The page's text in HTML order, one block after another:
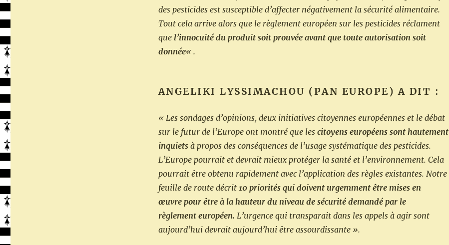
des pesticides est susceptible d’affecter négativement la sécurité alimentaire.
Tout cela arrive alors que le règlement européen sur les pesticides réclament
que l’innocuité du produit soit prouvée avant que toute autorisation soit
donnée« .
ANGELIKI LYSSIMACHOU (PAN EUROPE) A DIT :
« Les sondages d’opinions, deux initiatives citoyennes européennes et le débat
sur le futur de l’Europe ont montré que les citoyens européens sont hautement
inquietsà propos des conséquences de l’usage systématique des pesticides.
L’Europe pourrait et devrait mieux protéger la santé et l’environnement. Cela
pourrait être obtenu rapidement avec l’application des règles existantes. Notre
feuille de route décrit 10 priorités qui doivent urgemment être mises en
œuvre pour être à la hauteur du niveau de sécurité demandé par le
règlement européen. L’urgence qui transparait dans les appels à agir sont
aujourd’hui devrait aujourd’hui être assourdissante ».